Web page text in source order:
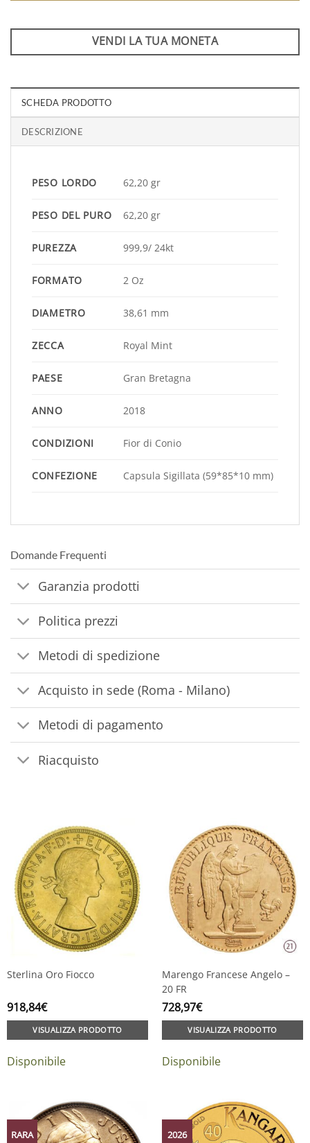
VENDI LA TUA MONETA
SCHEDA PRODOTTO
DESCRIZIONE
PESO LORDO 62,20 gr
PESO DEL PURO 62,20 gr
PUREZZA 999,9/ 24kt
FORMATO 2 Oz
DIAMETRO 38,61 mm
ZECCA Royal Mint
PAESE Gran Bretagna
ANNO 2018
CONDIZIONI Fior di Conio
CONFEZIONE Capsula Sigillata (59*85*10 mm)
Domande Frequenti
Garanzia prodotti
Politica prezzi
Metodi di spedizione
Acquisto in sede (Roma - Milano)
Metodi di pagamento
Riacquisto
Sterlina Oro Fiocco
918,84€
VISUALIZZA PRODOTTO
Disponibile
Marengo Francese Angelo –
20 FR
728,97€
VISUALIZZA PRODOTTO
Disponibile
RARA 2026